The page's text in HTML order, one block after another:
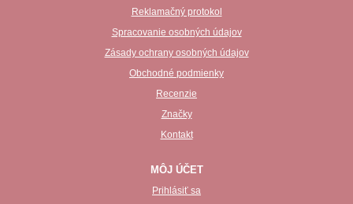
Reklamačný protokol
Spracovanie osobných údajov
Zásady ochrany osobných údajov
Obchodné podmienky
Recenzie
Značky
Kontakt
MÔJ ÚČET
Prihlásiť sa